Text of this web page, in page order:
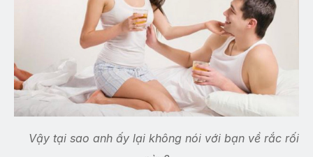
Vậy tại sao anh ấy lại không nói với bạn về rắc rối